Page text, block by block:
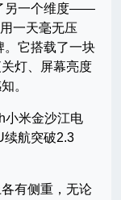
另一个维度——
一天毫无压
。它搭载了一块
灯、屏幕亮度
。
米金沙江电
续航突破2.3
有侧重，无论